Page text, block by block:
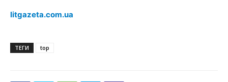
litgazeta.com.ua
ТЕГИ top